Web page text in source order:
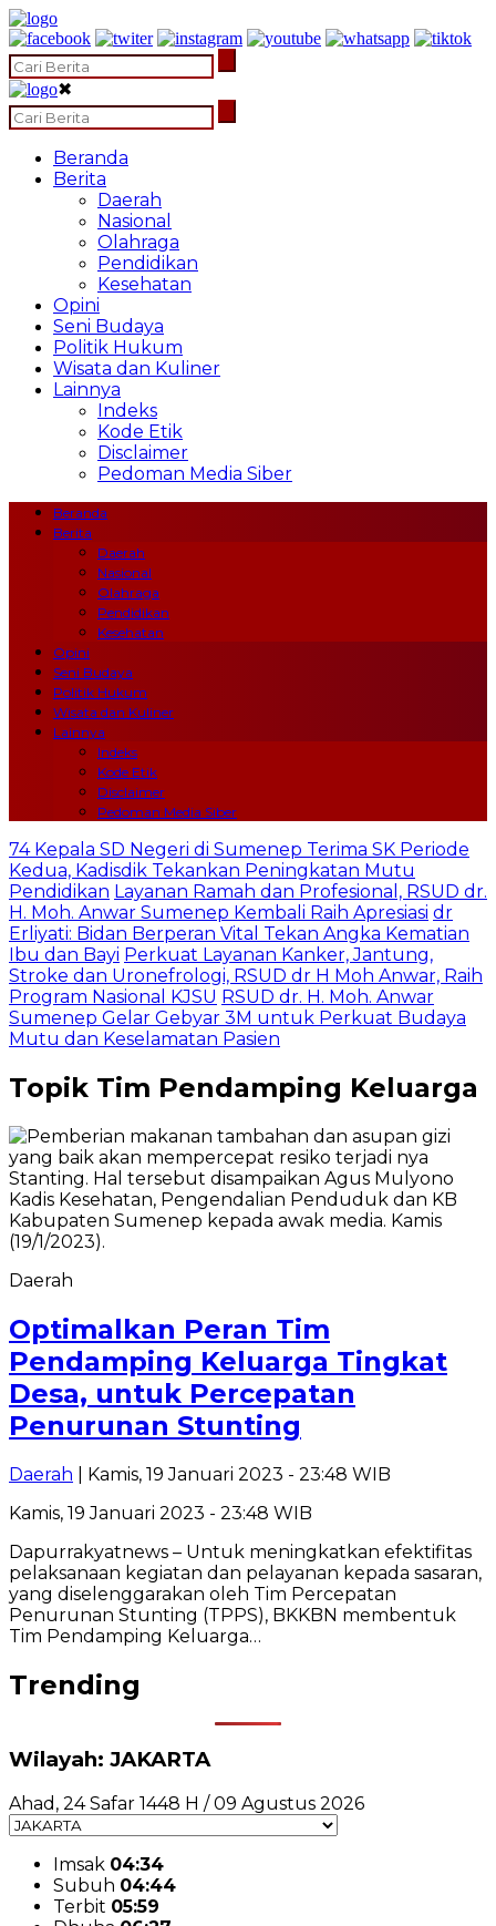
✖
Beranda
Berita
Daerah
Nasional
Olahraga
Pendidikan
Kesehatan
Opini
Seni Budaya
Politik Hukum
Wisata dan Kuliner
Lainnya
Indeks
Kode Etik
Disclaimer
Pedoman Media Siber
Beranda
Berita
Daerah
Nasional
Olahraga
Pendidikan
Kesehatan
Opini
Seni Budaya
Politik Hukum
Wisata dan Kuliner
Lainnya
Indeks
Kode Etik
Disclaimer
Pedoman Media Siber
74 Kepala SD Negeri di Sumenep Terima SK Periode
Kedua, Kadisdik Tekankan Peningkatan Mutu
Pendidikan Layanan Ramah dan Profesional, RSUD dr.
H. Moh. Anwar Sumenep Kembali Raih Apresiasi dr
Erliyati: Bidan Berperan Vital Tekan Angka Kematian
Ibu dan Bayi Perkuat Layanan Kanker, Jantung,
Stroke dan Uronefrologi, RSUD dr H Moh Anwar, Raih
Program Nasional KJSU RSUD dr. H. Moh. Anwar
Sumenep Gelar Gebyar 3M untuk Perkuat Budaya
Mutu dan Keselamatan Pasien
Topik Tim Pendamping Keluarga
Daerah
Optimalkan Peran Tim
Pendamping Keluarga Tingkat
Desa, untuk Percepatan
Penurunan Stunting
Daerah | Kamis, 19 Januari 2023 - 23:48 WIB
Kamis, 19 Januari 2023 - 23:48 WIB
Dapurrakyatnews – Untuk meningkatkan efektifitas
pelaksanaan kegiatan dan pelayanan kepada sasaran,
yang diselenggarakan oleh Tim Percepatan
Penurunan Stunting (TPPS), BKKBN membentuk
Tim Pendamping Keluarga…
Trending
Wilayah: JAKARTA
Ahad, 24 Safar 1448 H / 09 Agustus 2026
Imsak 04:34
Subuh 04:44
Terbit 05:59